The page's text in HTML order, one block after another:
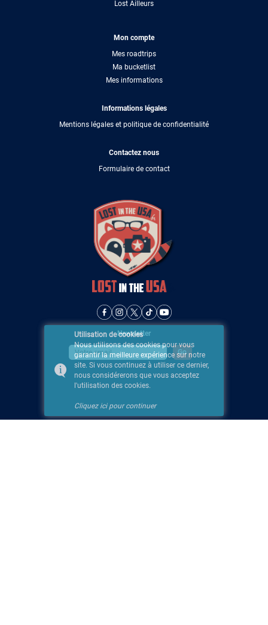
Lost Ailleurs
Mon compte
Mes roadtrips
Ma bucketlist
Mes informations
Informations légales
Mentions légales et politique de confidentialité
Contactez nous
Formulaire de contact
Newsletter
Utilisation de cookies
Nous utilisons des cookies pour vous
garantir la meilleure expérience sur notre
site. Si vous continuez à utiliser ce dernier,
nous considérerons que vous acceptez
l'utilisation des cookies.
Cliquez ici pour continuer